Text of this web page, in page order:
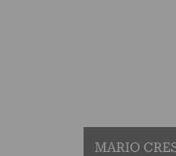
MARIO